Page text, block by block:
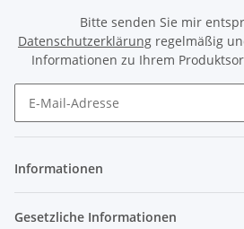
Bitte senden Sie mir
Datenschutzerklärung regelmäßig
Informationen zu Ihrem
Informationen
Gesetzliche Informationen